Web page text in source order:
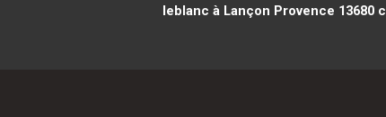
leblanc à Lançon Provence 13680